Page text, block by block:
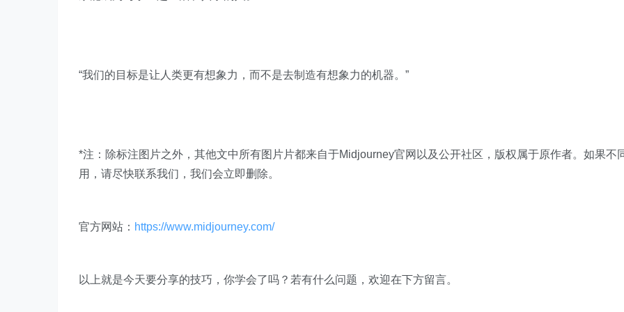
“我们的目标是让人类更有想象力，而不是去制造有想象力的机器。”
*注：除标注图片之外，其他文中所有图片片都来自于Midjourney官网以及公开社区，版权属于原作者。如果不
用，请尽快联系我们，我们会立即删除。
官方网站： https://www.midjourney.com/
以上就是今天要分享的技巧，你学会了吗？若有什么问题，欢迎在下方留言。